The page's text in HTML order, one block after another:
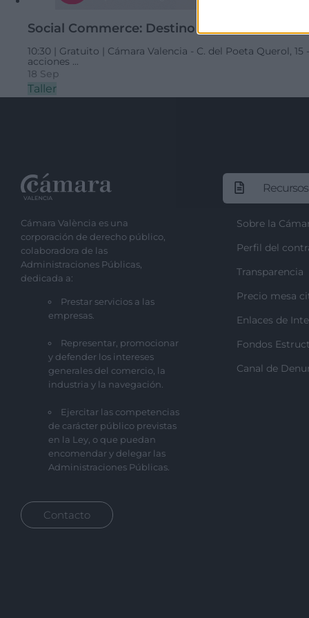
Social Commerce: Destino Costa Rica
10:30 | Gratuito | Cámara Valencia - C. del Poeta Querol, 15
acciones ...
18 Sep
Taller
Cámara València es una
corporación de derecho público,
colaboradora de las
Administraciones Públicas,
dedicada a:
Prestar servicios a las
empresas.
Representar, promocionar
y defender los intereses
generales del comercio, la
industria y la navegación.
Ejercitar las competencias
de carácter público previstas
en la Ley, o que puedan
encomendar y delegar las
Administraciones Públicas.
Contacto
Recursos
Sobre la
Perfil del
Transparencia
Precio mesa
Enlaces de
Fondos
Canal de